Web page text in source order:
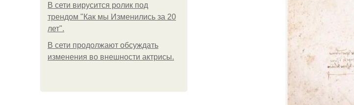
В сети вирусится ролик под
трендом "Как мы Изменились за 20
лет".
В сети продолжают обсуждать
изменения во внешности актрисы.